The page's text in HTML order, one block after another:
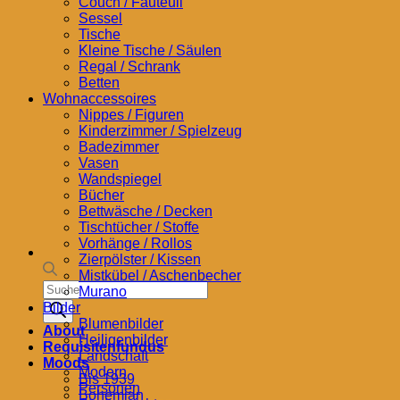
Products
search
About
Requisitenfundus
Moods
Bis 1939
Bohemian
Sessel
Tische
Kleine Tische / Säulen
Regal / Schrank
Betten
Wohnaccessoires
Nippes / Figuren
Kinderzimmer / Spielzeug
Badezimmer
Vasen
Wandspiegel
Bücher
Bettwäsche / Decken
Tischtücher / Stoffe
Vorhänge / Rollos
Zierpölster / Kissen
Mistkübel / Aschenbecher
Murano
Bilder
Blumenbilder
Heiligenbilder
Landschaft
Modern
Personen